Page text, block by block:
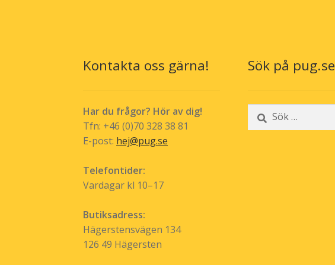
Kontakta oss gärna!
Har du frågor? Hör av dig!
Tfn: +46 (0)70 328 38 81
E-post: hej@pug.se
Telefontider:
Vardagar kl 10–17
Butiksadress:
Hägerstensvägen 134
126 49 Hägersten
Sök på pug.se
Sök
efter: